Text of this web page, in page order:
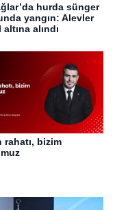
hurda sünger
yangın: Alevler
alındı
rahatı, bizim